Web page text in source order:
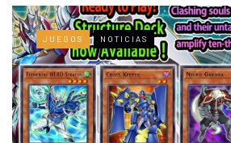
JUEGOS NOTICIAS